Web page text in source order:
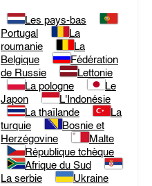
Les pays-bas
Portugal
La
roumanie
La
Belgique
Fédération
de Russie
Lettonie
La pologne
Le
Japon
L'Indonésie
La thaïlande
La
turquie
Bosnie et
Herzégovine
Malte
République tchèque
Afrique du Sud
La serbie
Ukraine